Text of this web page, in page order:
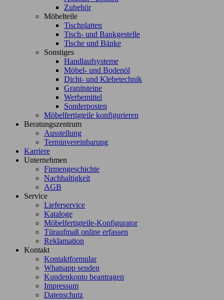
Zubehör
Möbelteile
Tischplatten
Tisch- und Bankgestelle
Tische und Bänke
Sonstiges
Handlaufsysteme
Möbel- und Bodenöl
Dicht- und Klebetechnik
Granitsteine
Werbemittel
Sonderposten
Möbelfertigteile konfigurieren
Beratungszentrum
Ausstellung
Terminvereinbarung
Karriere
Unternehmen
Firmengeschichte
Nachhaltigkeit
AGB
Service
Lieferservice
Kataloge
Möbelfertigteile-Konfigurator
Türaufmaß online erfassen
Reklamation
Kontakt
Kontaktformular
Whatsapp senden
Kundenkonto beantragen
Impressum
Datenschutz